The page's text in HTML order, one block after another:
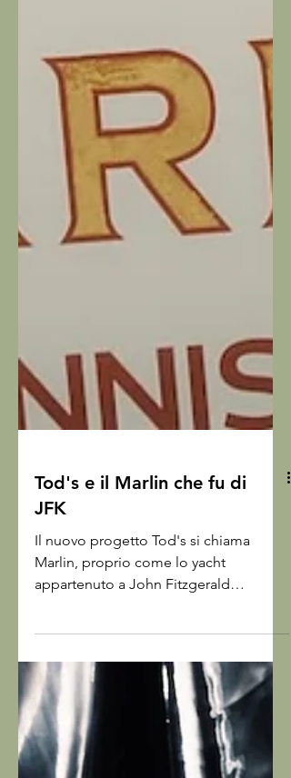
Tod's e il Marlin che fu di
JFK
Il nuovo progetto Tod's si chiama
Marlin, proprio come lo yacht
appartenuto a John Fitzgerald
Kennedy che Diego Della Valle ha